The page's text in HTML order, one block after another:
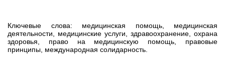
Ключевые слова: медицинская помощь, медицинская
деятельности, медицинские услуги, здравоохранение, охрана
здоровья, право на медицинскую помощь, правовые
принципы, международная солидарность.